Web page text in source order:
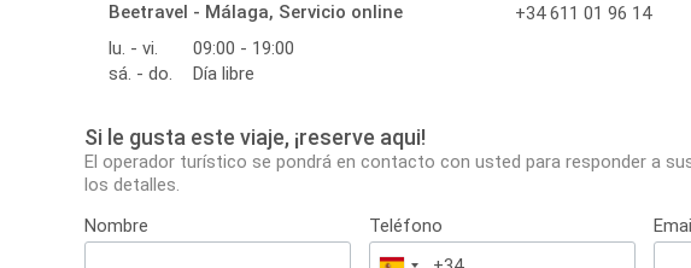
Beetravel - Málaga, Servicio online
lu. - vi.
09:00 - 19:00
sá. - do.
Día libre
+34 611 01 96 14
Si le gusta este viaje, ¡reserve aqui!
El operador turístico se pondrá en contacto con usted para responder a
los detalles.
Nombre
Teléfono